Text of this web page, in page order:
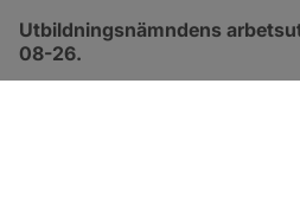
Utbildningsnämndens
08-26.